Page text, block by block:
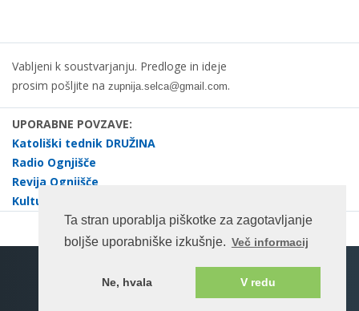
Ta stran uporablja piškotke za zagotavljanje
boljše uporabniške izkušnje. Več informacij
Ne, hvala V redu
Vabljeni k soustvarjanju. Predloge in ideje
prosim pošljite na zupnija.selca@gmail.com.
UPORABNE POVZAVE:
Katoliški tednik DRUŽINA
Radio Ognjišče
Revija Ognjišče
Kulturno društvo dr. Janez Evangelist Krek Selca
Spletna stran na enotnem portalu ©rkc.si cms.
2026 Vse pravice pridržane.
Pogoji uporabe